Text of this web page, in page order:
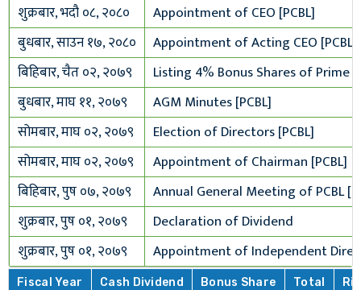
शुक्रबार, भदौ ०८, २०८०
Appointment of CEO [PCBL]
बुधबार, साउन १७, २०८०
Appointment of Acting CEO [PCBL]
बिहिबार, चैत ०२, २०७९
Listing 4% Bonus Shares of Prime
बुधबार, माघ ११, २०७९
AGM Minutes [PCBL]
सोमबार, माघ ०२, २०७९
Election of Directors [PCBL]
सोमबार, माघ ०२, २०७९
Appointment of Chairman [PCBL]
बिहिबार, पुष ०७, २०७९
Annual General Meeting of PCBL
शुक्रबार, पुष ०१, २०७९
Declaration of Dividend
शुक्रबार, पुष ०१, २०७९
Appointment of Independent
Fiscal Year Cash Dividend Bonus Share Total